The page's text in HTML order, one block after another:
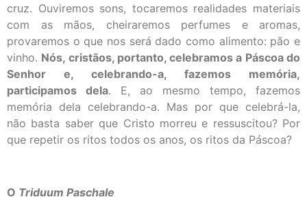
cruz. Ouviremos sons, tocaremos realidades materiais
com as mãos, cheiraremos perfumes e aromas,
provaremos o que nos será dado como alimento: pão e
vinho. Nós, cristãos, portanto, celebramos a Páscoa do
Senhor e, celebrando-a, fazemos memória,
participamos dela. E, ao mesmo tempo, fazemos
memória dela celebrando-a. Mas por que celebrá-la,
não basta saber que Cristo morreu e ressuscitou? Por
que repetir os ritos todos os anos, os ritos da Páscoa?
O Triduum Paschale